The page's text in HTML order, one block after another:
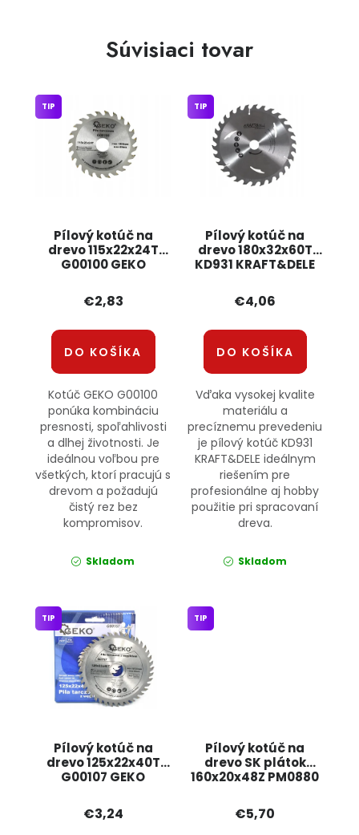
Súvisiaci tovar
Pílový kotúč na
drevo 115x22x24T
G00100 GEKO
TIP
€2,83
DO KOŠÍKA
Kotúč GEKO G00100
ponúka kombináciu
presnosti, spoľahlivosti
a dlhej životnosti. Je
ideálnou voľbou pre
všetkých, ktorí pracujú s
drevom a požadujú
čistý rez bez
kompromisov.
Skladom
Pílový kotúč na
drevo 180x32x60T
KD931 KRAFT&DELE
TIP
€4,06
DO KOŠÍKA
Vďaka vysokej kvalite
materiálu a
precíznemu prevedeniu
je pílový kotúč KD931
KRAFT&DELE ideálnym
riešením pre
profesionálne aj hobby
použitie pri spracovaní
dreva.
Skladom
Pílový kotúč na
drevo 125x22x40T
G00107 GEKO
TIP
€3,24
Pílový kotúč na
drevo SK plátok
160x20x48Z PM0880
TIP
€5,70